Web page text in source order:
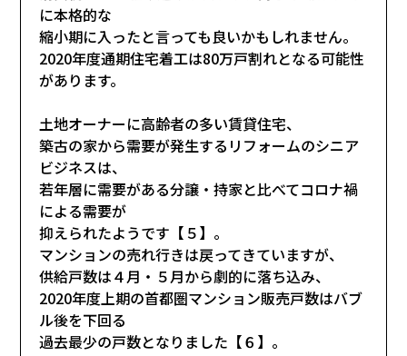
に本格的な
縮小期に入ったと言っても良いかもしれません。
2020年度通期住宅着工は80万戸割れとなる可能性
があります。
土地オーナーに高齢者の多い賃貸住宅、
築古の家から需要が発生するリフォームのシニア
ビジネスは、
若年層に需要がある分譲・持家と比べてコロナ禍
による需要が
抑えられたようです【５】。
マンションの売れ行きは戻ってきていますが、
供給戸数は４月・５月から劇的に落ち込み、
2020年度上期の首都圏マンション販売戸数はバブ
ル後を下回る
過去最少の戸数となりました【６】。